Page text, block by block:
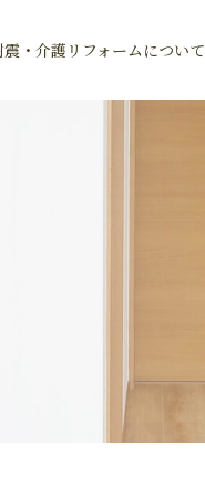
震・介護リフォームについて